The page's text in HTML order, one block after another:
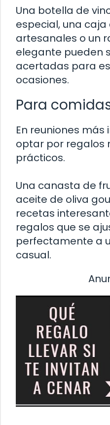
Una botella de
especial, una
artesanales o un
elegante pueden
acertadas para
ocasiones.
Para
En reuniones
optar por regalos
prácticos.
Una canasta de
aceite de oliva
recetas
regalos que se
perfectamente a
casual.